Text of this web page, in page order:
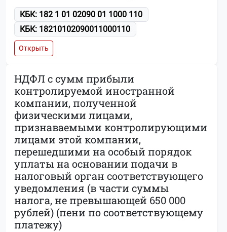
КБК: 182 1 01 02090 01 1000 110
КБК: 18210102090011000110
Открыть
НДФЛ с сумм прибыли
контролируемой иностранной
компании, полученной
физическими лицами,
признаваемыми контролирующими
лицами этой компании,
перешедшими на особый порядок
уплаты на основании подачи в
налоговый орган соответствующего
уведомления (в части суммы
налога, не превышающей 650 000
рублей) (пени по соответствующему
платежу)